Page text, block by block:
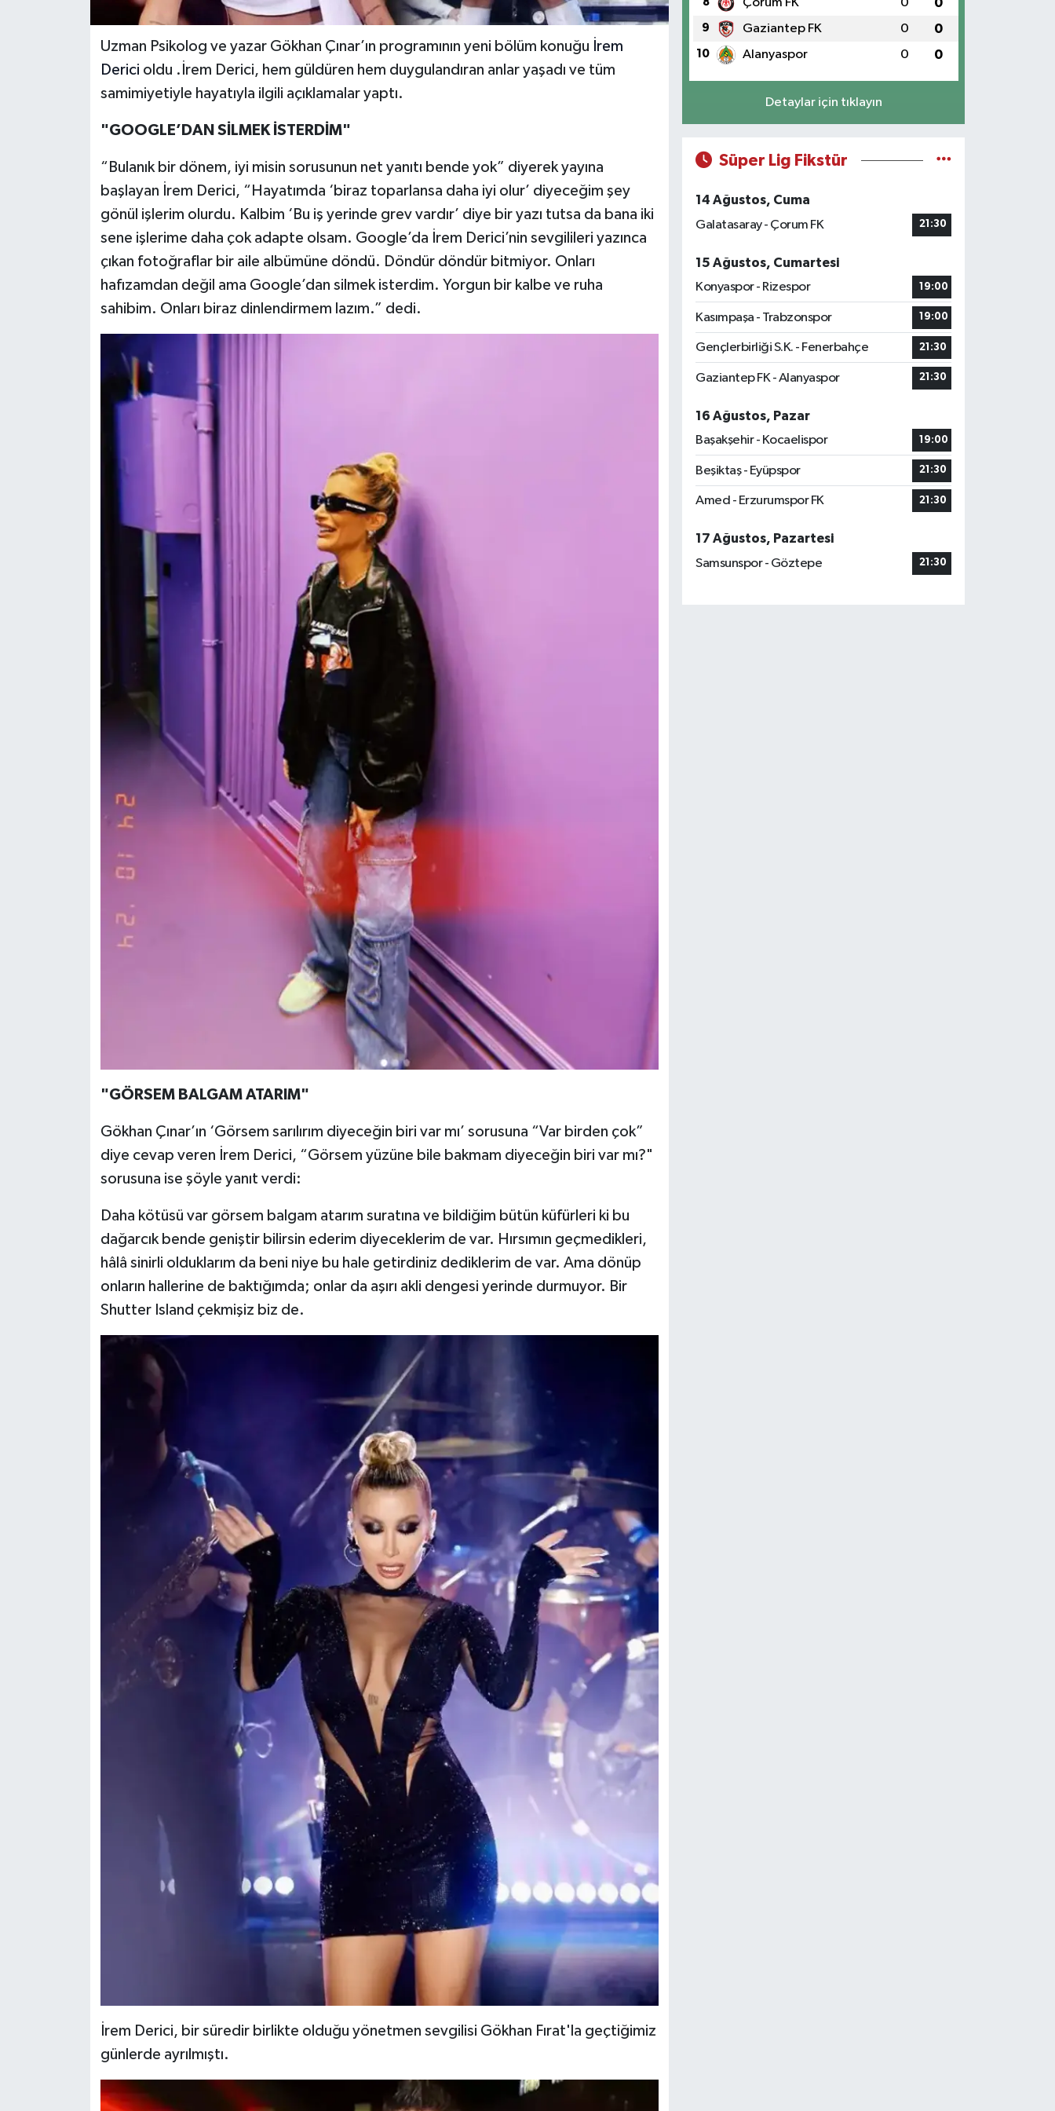
Uzman Psikolog ve yazar Gökhan Çınar’ın programının yeni bölüm konuğu İrem
Derici oldu .İrem Derici, hem güldüren hem duygulandıran anlar yaşadı ve tüm
samimiyetiyle hayatıyla ilgili açıklamalar yaptı.
"GOOGLE’DAN SİLMEK İSTERDİM"
“Bulanık bir dönem, iyi misin sorusunun net yanıtı bende yok” diyerek yayına
başlayan İrem Derici, “Hayatımda ‘biraz toparlansa daha iyi olur’ diyeceğim şey
gönül işlerim olurdu. Kalbim ‘Bu iş yerinde grev vardır’ diye bir yazı tutsa da bana iki
sene işlerime daha çok adapte olsam. Google’da İrem Derici’nin sevgilileri yazınca
çıkan fotoğraflar bir aile albümüne döndü. Döndür döndür bitmiyor. Onları
hafızamdan değil ama Google’dan silmek isterdim. Yorgun bir kalbe ve ruha
sahibim. Onları biraz dinlendirmem lazım.” dedi.
"GÖRSEM BALGAM ATARIM"
Gökhan Çınar’ın ‘Görsem sarılırım diyeceğin biri var mı’ sorusuna “Var birden çok”
diye cevap veren İrem Derici, “Görsem yüzüne bile bakmam diyeceğin biri var mı?"
sorusuna ise şöyle yanıt verdi:
Daha kötüsü var görsem balgam atarım suratına ve bildiğim bütün küfürleri ki bu
dağarcık bende geniştir bilirsin ederim diyeceklerim de var. Hırsımın geçmedikleri,
hâlâ sinirli olduklarım da beni niye bu hale getirdiniz dediklerim de var. Ama dönüp
onların hallerine de baktığımda; onlar da aşırı akli dengesi yerinde durmuyor. Bir
Shutter Island çekmişiz biz de.
İrem Derici, bir süredir birlikte olduğu yönetmen sevgilisi Gökhan Fırat'la geçtiğimiz
günlerde ayrılmıştı.
Çorum FK 0 0
9 Gaziantep FK 0 0
10 Alanyaspor 0 0
Detaylar için tıklayın
Süper Lig Fikstür
14 Ağustos, Cuma
Galatasaray - Çorum FK
21:30
15 Ağustos, Cumartesi
Konyaspor - Rizespor
19:00
Kasımpaşa - Trabzonspor 19:00
Gençlerbirliği S.K. - Fenerbahçe 21:30
Gaziantep FK - Alanyaspor 21:30
16 Ağustos, Pazar
Başakşehir - Kocaelispor
19:00
Beşiktaş - Eyüpspor 21:30
Amed - Erzurumspor FK 21:30
17 Ağustos, Pazartesi
Samsunspor - Göztepe
21:30